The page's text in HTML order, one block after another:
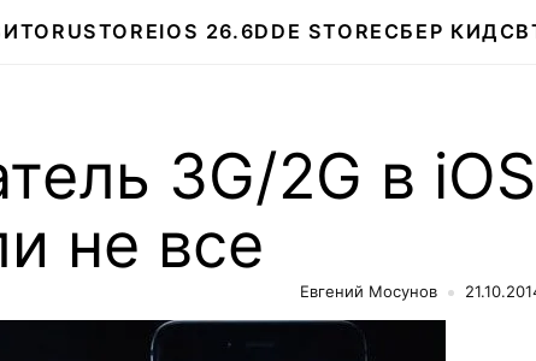
RUSTOREIOS 26.6DDE STORE СБЕР КИДС
3G/2G в iOS
не все
Евгений Мосунов